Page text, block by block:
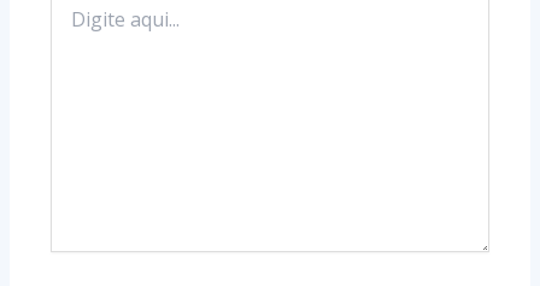
aqui...